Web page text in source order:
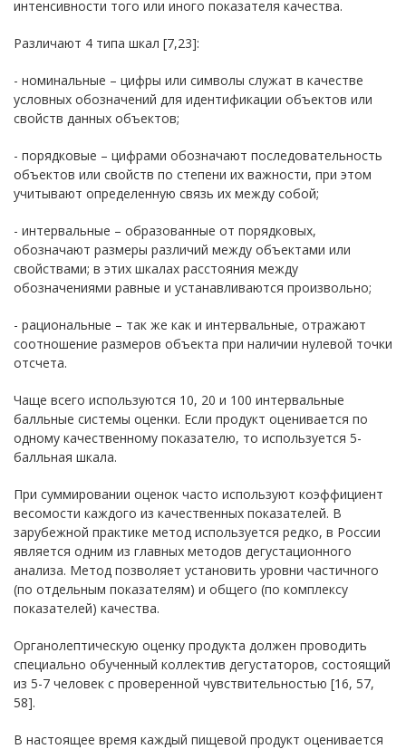
интенсивности того или иного показателя качества.
Различают 4 типа шкал [7,23]:
- номинальные – цифры или символы служат в качестве
условных обозначений для идентификации объектов или
свойств данных объектов;
- порядковые – цифрами обозначают последовательность
объектов или свойств по степени их важности, при этом
учитывают определенную связь их между собой;
- интервальные – образованные от порядковых,
обозначают размеры различий между объектами или
свойствами; в этих шкалах расстояния между
обозначениями равные и устанавливаются произвольно;
- рациональные – так же как и интервальные, отражают
соотношение размеров объекта при наличии нулевой точки
отсчета.
Чаще всего используются 10, 20 и 100 интервальные
балльные системы оценки. Если продукт оценивается по
одному качественному показателю, то используется 5-
балльная шкала.
При суммировании оценок часто используют коэффициент
весомости каждого из качественных показателей. В
зарубежной практике метод используется редко, в России
является одним из главных методов дегустационного
анализа. Метод позволяет установить уровни частичного
(по отдельным показателям) и общего (по комплексу
показателей) качества.
Органолептическую оценку продукта должен проводить
специально обученный коллектив дегустаторов, состоящий
из 5-7 человек с проверенной чувствительностью [16, 57,
58].
В настоящее время каждый пищевой продукт оценивается